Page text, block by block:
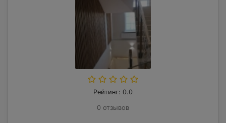
Рейтинг: 0.0
0 отзывов